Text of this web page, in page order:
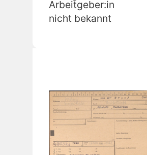
Arbeitgeber:in
nicht bekannt